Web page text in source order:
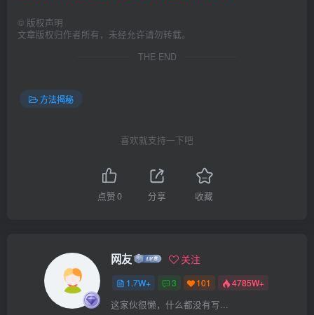
© 版权声明
文章版权归作者所有，未经允许请勿转载。
THE END
方法揭秘
喜欢就支持一下吧
点赞0 分享 收藏
网友 关注
1.7W+ 3 101 4785W+
这家伙很懒，什么都没有写...